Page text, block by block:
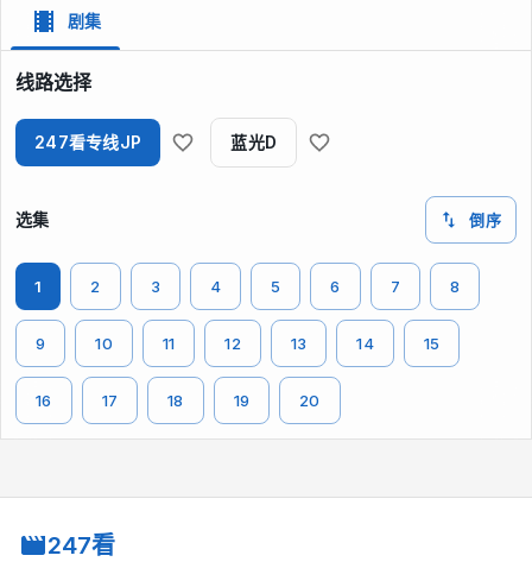
剧集
线路选择
247看专线JP 蓝光D
选集 倒序
1 2 3 4 5 6 7 8
9 10 11 12 13 14 15
16 17 18 19 20
247看